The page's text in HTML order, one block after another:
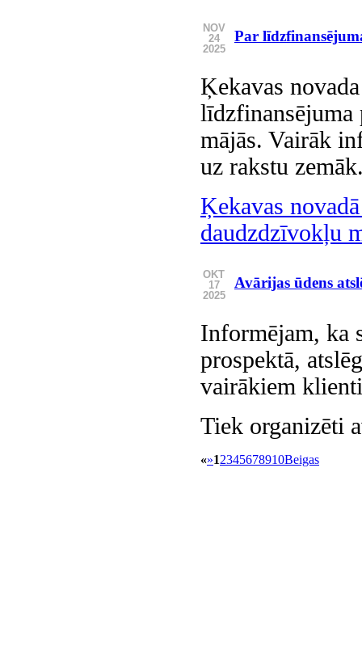
NOV
24
2025
Par
Ķekavas
līdzfinansējuma
mājās. Vairāk
uz rakstu
Ķekavas
daudzdzīvokļu
OKT
17
2025
Avārijas ūdens
Informējam, ka
prospektā,
vairākiem
Tiek organizēti
«»12345678910Beigas